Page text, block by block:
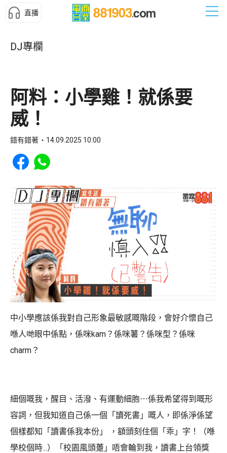
直播
DJ專欄
阿料：小學雞！就係要
威！
錯有錯著 14.09.2025 10:00
Share to Facebook
Share to WhatsApp
中小學應該係我對自己形象最敏感嘅階段，會好介懷自己
喺人哋眼中係點，係咪kam？係咪薯？係咪型？係咪
charm？
細個嘅我，醒目、活潑、有運動細胞⋯係我希望得到嘅形
容詞，但我知道自己係一個「讀死書」嘅人，即係淨係望
個樣都知「讀書係我本份」 ，額頭刻住個「乖」字！（喺
學校個時...）「校園風頭躉」唔會輪到我，讀書上台領獎